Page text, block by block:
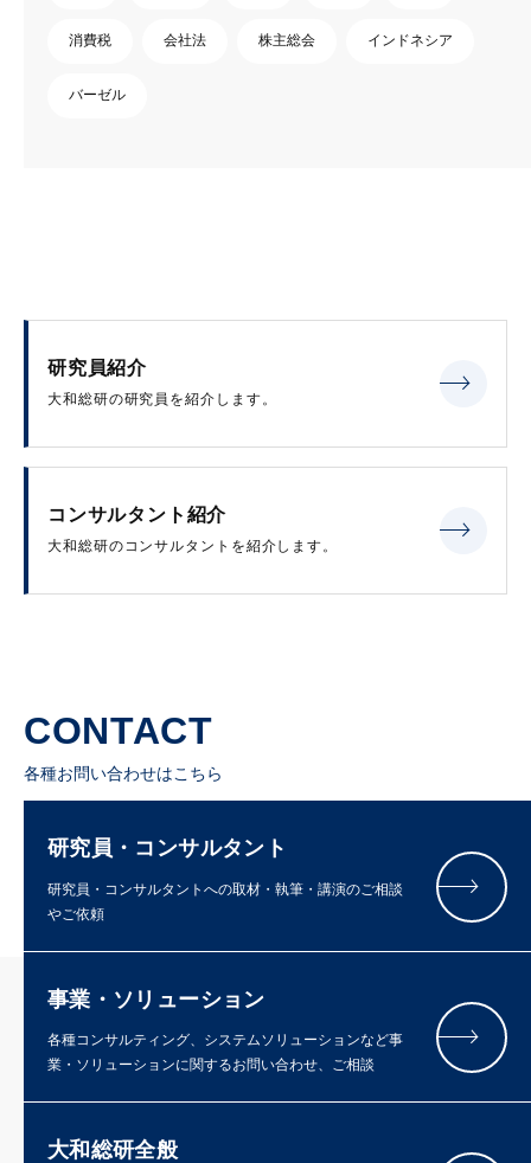
消費税 会社法 株主総会 インドネシア
バーゼル
研究員紹介
大和総研の研究員を紹介します。
コンサルタント紹介
大和総研のコンサルタントを紹介します。
CONTACT
各種お問い合わせはこちら
研究員・コンサルタント
研究員・コンサルタントへの取材・執筆・講演のご相談
やご依頼
事業・ソリューション
各種コンサルティング、システムソリューションなど事
業・ソリューションに関するお問い合わせ、ご相談
大和総研全般